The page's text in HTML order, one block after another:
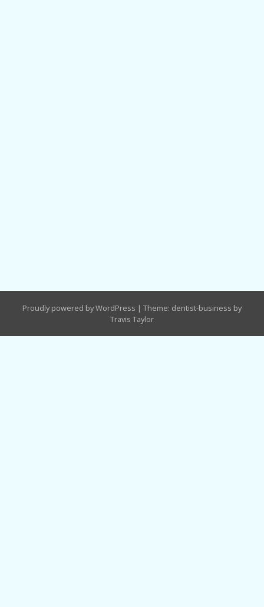
Proudly powered by WordPress | Theme: dentist-business by
Travis Taylor